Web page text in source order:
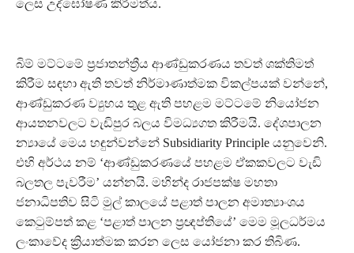
ලෙස උද්ඝෝෂණ කිරීමත්ය.
බිම් මට්ටමේ ප්‍රජාතන්ත්‍රීය ආණ්ඩුකරණය තවත් ශක්තිමත්
කිරීම සඳහා ඇති තවත් නිර්මාණාත්මක විකල්පයක් වන්නේ,
ආණ්ඩුකරණ ව්‍යුහය තුළ ඇති පහළම මට්ටමේ නියෝජන
ආයතනවලට වැඩිපුර බලය විමධ්‍යගත කිරීමයි. දේශපාලන
න්‍යායේ මෙය හඳුන්වන්නේ Subsidiarity Principle යනුවෙනි.
එහි අර්ථය නම් ‘ආණ්ඩුකරණයේ පහළම ඒකකවලට වැඩි
බලතල පැවරීම’ යන්නයි. මහින්ද රාජපක්ෂ මහතා
ජනාධිපතිව සිටි මුල් කාලයේ පළාත් පාලන අමාත්‍යාංශය
කෙටුම්පත් කළ ‘පළාත් පාලන ප්‍රඥප්තියේ’ මෙම මූලධර්මය
ලංකාවේද ක්‍රියාත්මක කරන ලෙස යෝජනා කර තිබිණ.